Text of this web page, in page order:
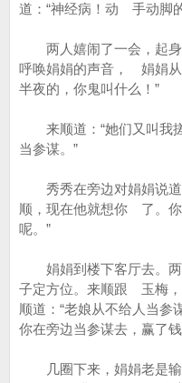
道：“神经病！动 手动脚
两人嬉闹了一会，起身
呼唤娟娟的声音， 娟娟从
半夜的，你鬼叫什么！”
来顺道：“她们又叫我
当参谋。”
秀秀在旁边对娟娟说道
顺，现在他就想你 了。
呢。”
娟娟到楼下客厅去。两
子定方位。来顺跟 玉梅
顺道：“老娘从不给人当
你在旁边当参谋去，赢了
几圈下来，娟娟老是输